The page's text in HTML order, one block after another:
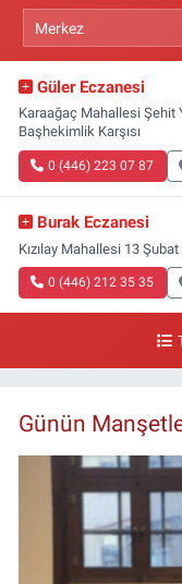
Güler Eczanesi
Karaağaç Mahallesi Şehit
Başhekimlik Karşısı
0 (446) 223 07 87
Burak Eczanesi
Kızılay Mahallesi 13
0 (446) 212 35 35
Günün